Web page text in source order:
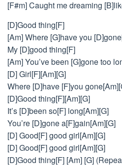
[F#m] Caught me dreaming
[D]Good thing[F]
[Am] Where [G]have you
My [D]good thing[F]
[Am] You’ve been [G]gone too
[D] Girl[F][Am][G]
Where [D]have [F]you
[D]Good thing[F][Am][G]
It’s [D]been so[F] long[Am][G]
You’re [D]gone a[F]gain[Am][G]
[D] Good[F] good girl[Am][G]
[D] Good[F] good girl[Am][G]
[D]Good thing[F] [Am] [G]